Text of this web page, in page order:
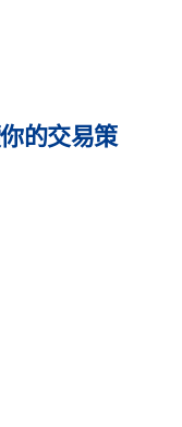
的交易策